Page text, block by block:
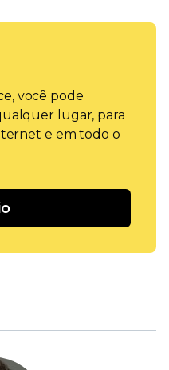
você pode
lugar, para
e em todo o